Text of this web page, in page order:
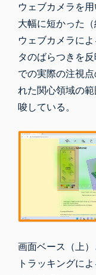
ウェブカメラを
大幅に短かった
ウェブカメラに
タのばらつきを
での実際の注視
れた関心領域の
唆している。
画面ベース（上
トラッキングに